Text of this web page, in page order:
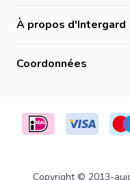
À propos d'Intergard
Coordonnées
Copyright © 2013-